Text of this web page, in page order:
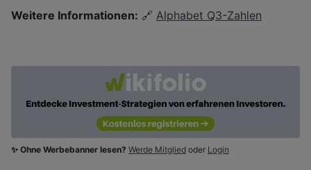
Weitere Informationen: 🔗 Alphabet Q3-Zahlen
✨ Ohne Werbebanner lesen? Werde Mitglied oder Login